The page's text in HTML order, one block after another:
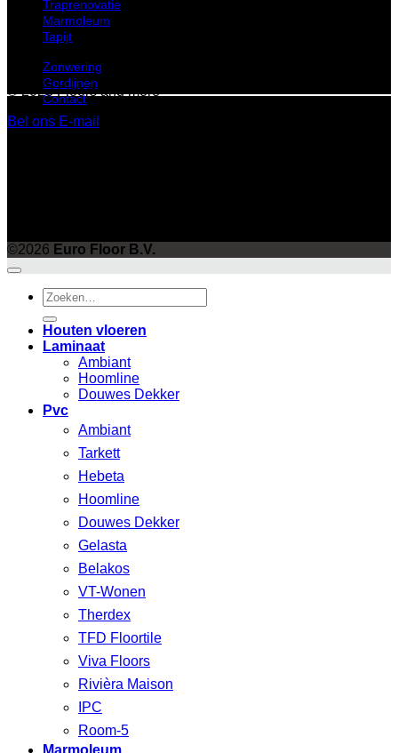
Traprenovatie
Marmoleum
Tapijt
Zonwering
Gordijnen
Contact
© 2023 Floors and more
Bel ons E-mail
©2026 Euro Floor B.V.
Zoeken
naar:
Houten vloeren
Laminaat
Ambiant
Hoomline
Douwes Dekker
Pvc
Ambiant
Tarkett
Hebeta
Hoomline
Douwes Dekker
Gelasta
Belakos
VT-Wonen
Therdex
TFD Floortile
Viva Floors
Rivièra Maison
IPC
Room-5
Marmoleum